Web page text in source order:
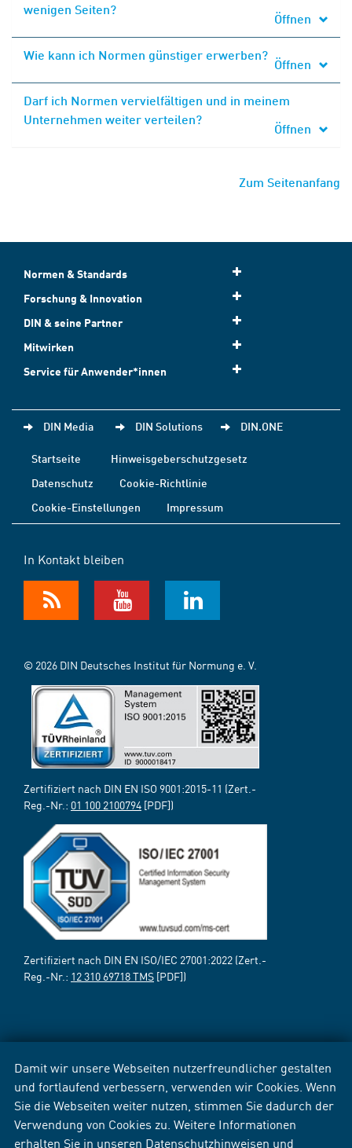
Damit wir unsere Webseiten nutzerfreundlicher gestalten
und fortlaufend verbessern, verwenden wir Cookies. Wenn
Sie die Webseiten weiter nutzen, stimmen Sie dadurch der
Verwendung von Cookies zu. Weitere Informationen
erhalten Sie in unseren Datenschutzhinweisen und
wenigen Seiten?
Öffnen
Wie kann ich Normen günstiger erwerben?
Öffnen
Darf ich Normen vervielfältigen und in meinem
Unternehmen weiter verteilen?
Öffnen
Zum Seitenanfang
Normen & Standards
Forschung & Innovation
DIN & seine Partner
Mitwirken
Service für Anwender*innen
DIN Media DIN Solutions DIN.ONE
Startseite
Hinweisgeberschutzgesetz
Datenschutz
Cookie-Richtlinie
Cookie-Einstellungen
Impressum
In Kontakt bleiben
© 2026 DIN Deutsches Institut für Normung e. V.
Zertifiziert nach DIN EN ISO 9001:2015-11 (Zert.-
Reg.-Nr.: 01 100 2100794 [PDF])
Zertifiziert nach DIN EN ISO/IEC 27001:2022 (Zert.-
Reg.-Nr.: 12 310 69718 TMS [PDF])